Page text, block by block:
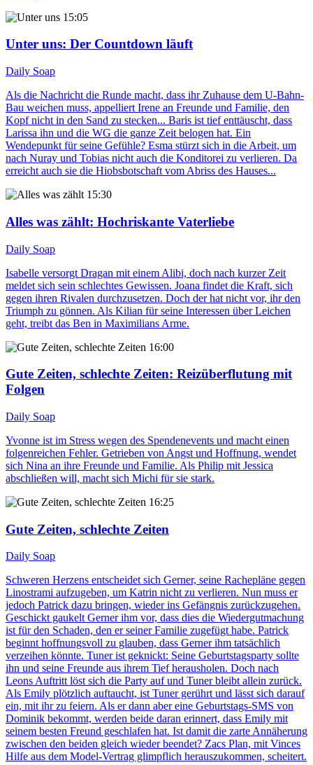
15:05
Unter uns: Der Countdown läuft
Daily Soap
Als die Nachricht die Runde macht, dass ihr Zuhause dem U-Bahn-
Bau weichen muss, appelliert Irene an Freunde und Familie, den
Kopf nicht in den Sand zu stecken... Baris ist tief enttäuscht, dass
Larissa ihn und die WG die ganze Zeit belogen hat. Ein
Wendepunkt für seine Gefühle? Esma stürzt sich in die Arbeit, um
nach Nuray und Tobias nicht auch die Konditorei zu verlieren. Da
erreicht auch sie die Hiobsbotschaft vom Abriss des Hauses...
15:30
Alles was zählt: Hochriskante Vaterliebe
Daily Soap
Isabelle versorgt Dragan mit einem Alibi, doch nach kurzer Zeit
meldet sich sein schlechtes Gewissen. Joana findet die Kraft, sich
gegen ihren Rivalen durchzusetzen. Doch der hat nicht vor, ihr den
Triumph zu gönnen. Als Kilian für seine Interessen über Leichen
geht, treibt das Ben in Maximilians Arme.
16:00
Gute Zeiten, schlechte Zeiten: Reizüberflutung mit
Folgen
Daily Soap
Yvonne ist im Stress wegen des Spendenevents und macht einen
folgenreichen Fehler. Getrieben von Angst und Hoffnung, wendet
sich Nina an ihre Freunde und Familie. Als Philip mit Jessica
abschließen will, macht sich Michi für sie stark.
16:25
Gute Zeiten, schlechte Zeiten
Daily Soap
Schweren Herzens entscheidet sich Gerner, seine Rachepläne gegen
Linostrami aufzugeben, um Katrin nicht zu verlieren. Nun muss er
jedoch Patrick dazu bringen, wieder ins Gefängnis zurückzugehen.
Geschickt gaukelt Gerner ihm vor, dass dies die Wiedergutmachung
ist für den Schaden, den er seiner Familie zugefügt habe. Patrick
beginnt hoffnungsvoll zu glauben, dass Gerner ihm tatsächlich
verzeihen könnte. Tuner ist geknickt: Seine Geburtstagsparty sollte
ihn und seine Freunde aus ihrem Tief herausholen. Doch nach
Leons Auftritt löst sich die Party auf und Tuner bleibt allein zurück.
Als Emily plötzlich auftaucht, ist Tuner gerührt und lässt sich darauf
ein, mit ihr zu feiern. Als er dann aber eine Geburtstags-SMS von
Dominik bekommt, werden beide daran erinnert, dass Emily mit
seinem besten Freund geschlafen hat. Ist damit die zarte Annäherung
zwischen den beiden gleich wieder beendet? Zacs Plan, mit Vinces
Hilfe aus dem Model-Vertrag glimpflich herauszukommen, scheitert.